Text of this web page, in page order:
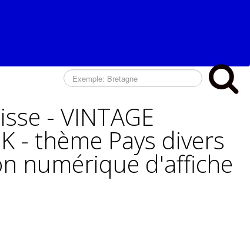
- VINTAGE
- thème Pays divers
numérique d'affiche